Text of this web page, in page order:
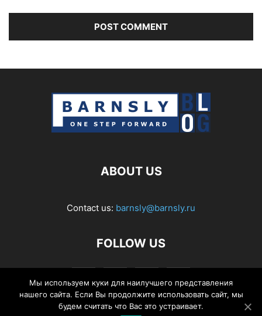
ABOUT US
Contact us: barnsly@barnsly.ru
FOLLOW US
Мы используем куки для наилучшего представления
нашего сайта. Если Вы продолжите использовать сайт, мы
будем считать что Вас это устраивает.